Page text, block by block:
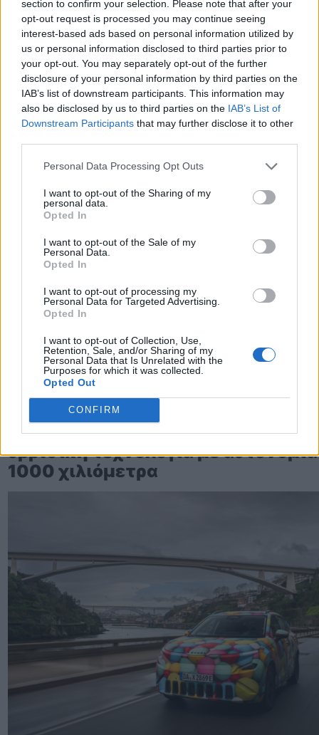
section to confirm your selection. Please note that after your
opt-out request is processed you may continue seeing
interest-based ads based on personal information utilized by
us or personal information disclosed to third parties prior to
your opt-out. You may separately opt-out of the further
disclosure of your personal information by third parties on the
IAB’s list of downstream participants. This information may
also be disclosed by us to third parties on the IAB’s List of
Downstream Participants that may further disclose it to other
Personal Data Processing Opt Outs
I want to opt-out of the Sharing of my
personal data.
Opted In
I want to opt-out of the Sale of my
Personal Data.
Opted In
I want to opt-out of processing my
Personal Data for Targeted Advertising.
Opted In
I want to opt-out of Collection, Use,
Retention, Sale, and/or Sharing of my
Personal Data that Is Unrelated with the
Purposes for which it was collected.
Opted Out
CONFIRM
TheCars.gr |12/02/2026 13:00
Το νέο BYD ATTO 3 EVO είναι
με τετρακίνηση και αυτονομία
χλμ
|12/02/2026 10:00
Το Omoda 5 SHS-H διαθέτει νέα
υβριδική τεχνολογία με
1000 χιλιόμετρα